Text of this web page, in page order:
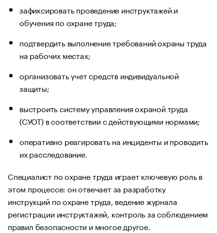
зафиксировать проведение инструктажей и
обучения по охране труда;
подтвердить выполнение требований охраны труда
на рабочих местах;
организовать учет средств индивидуальной
защиты;
выстроить систему управления охраной труда
(СУОТ) в соответствии с действующими нормами;
оперативно реагировать на инциденты и проводить
их расследование.
Специалист по охране труда играет ключевую роль в
этом процессе: он отвечает за разработку
инструкций по охране труда, ведение журнала
регистрации инструктажей, контроль за соблюдением
правил безопасности и многое другое.